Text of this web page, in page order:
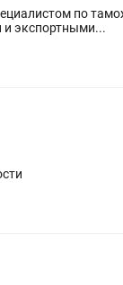
по
и экспортными...